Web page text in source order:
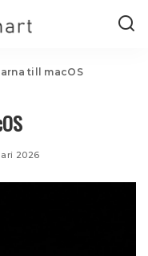
till macOS
2026